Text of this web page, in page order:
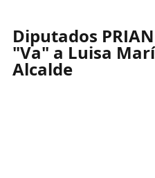
Diputados
"Va" a Luisa
Alcalde